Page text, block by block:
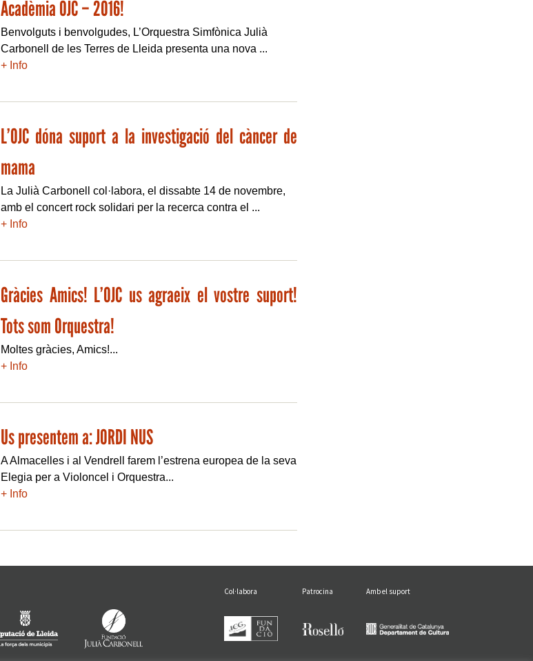
Acadèmia OJC – 2016!
Benvolguts i benvolgudes, L’Orquestra Simfònica Julià
Carbonell de les Terres de Lleida presenta una nova ...
+ Info
L’OJC dóna suport a la investigació del càncer de
mama
La Julià Carbonell col·labora, el dissabte 14 de novembre,
amb el concert rock solidari per la recerca contra el ...
+ Info
Gràcies Amics! L’OJC us agraeix el vostre suport!
Tots som Orquestra!
Moltes gràcies, Amics!...
+ Info
Us presentem a: JORDI NUS
A Almacelles i al Vendrell farem l’estrena europea de la seva
Elegia per a Violoncel i Orquestra...
+ Info
Col·labora Patrocina Amb el suport